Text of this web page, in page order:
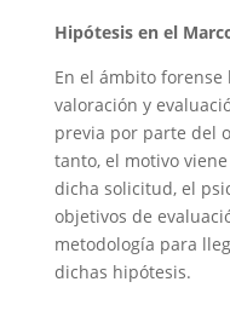
Hipótesis en el
En el ámbito forense
valoración y
previa por parte del
tanto, el motivo
dicha solicitud, el
objetivos de
metodología para
dichas hipótesis.​